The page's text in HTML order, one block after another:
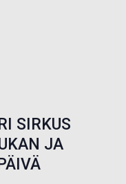
SIRKUS
JA